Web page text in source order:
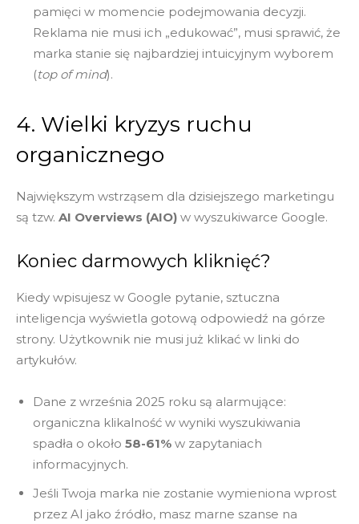
pamięci w momencie podejmowania decyzji.
Reklama nie musi ich „edukować”, musi sprawić, że
marka stanie się najbardziej intuicyjnym wyborem
(top of mind).
4. Wielki kryzys ruchu
organicznego
Największym wstrząsem dla dzisiejszego marketingu
są tzw. AI Overviews (AIO) w wyszukiwarce Google.
Koniec darmowych kliknięć?
Kiedy wpisujesz w Google pytanie, sztuczna
inteligencja wyświetla gotową odpowiedź na górze
strony. Użytkownik nie musi już klikać w linki do
artykułów.
Dane z września 2025 roku są alarmujące:
organiczna klikalność w wyniki wyszukiwania
spadła o około 58-61% w zapytaniach
informacyjnych.
Jeśli Twoja marka nie zostanie wymieniona wprost
przez AI jako źródło, masz marne szanse na